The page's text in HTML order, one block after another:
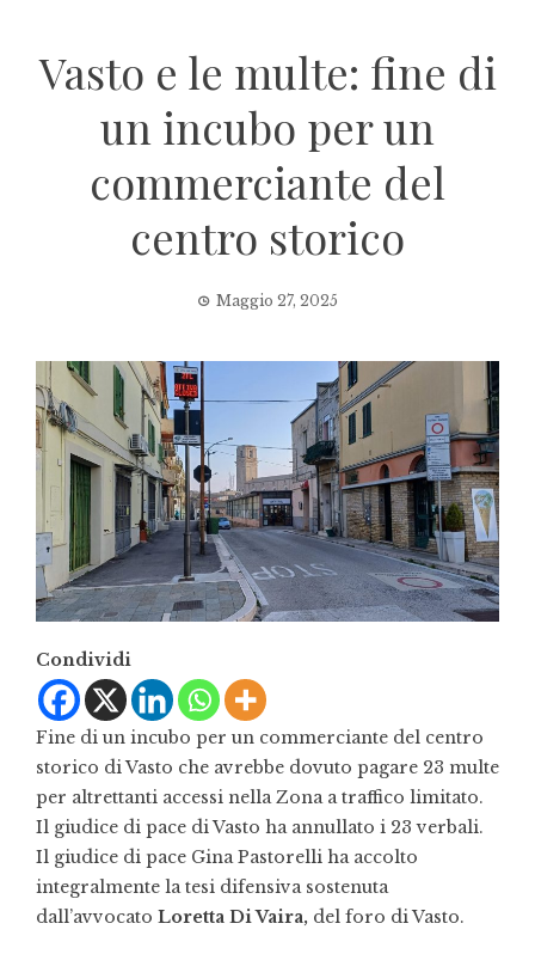
Vasto e le multe: fine di
un incubo per un
commerciante del
centro storico
Maggio 27, 2025
Condividi
Fine di un incubo per un commerciante del centro
storico di Vasto che avrebbe dovuto pagare 23 multe
per altrettanti accessi nella Zona a traffico limitato.
Il giudice di pace di Vasto ha annullato i 23 verbali.
Il giudice di pace Gina Pastorelli ha accolto
integralmente la tesi difensiva sostenuta
dall’avvocato Loretta Di Vaira, del foro di Vasto.